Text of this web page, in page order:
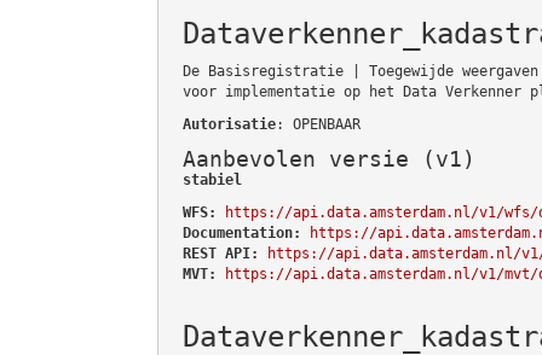
De Basisregistratie | Toegewijde
voor implementatie op het Data Verkenner
Autorisatie: OPENBAAR
Aanbevolen versie (v1)
stabiel
WFS:
https://api.data.amsterdam.nl/v1/wfs/
Documentation:
https://
REST API:
https://api.data.amsterdam.nl/
MVT:
https://api.data.amsterdam.nl/v1/